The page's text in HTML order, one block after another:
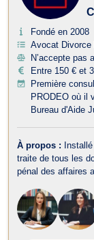
Fondé en 2008
Avocat Divorce
N’accepte pas
Entre 150 € et
Première
PRODEO où il
Bureau d'Aide
À propos :
traite de tous les
pénal des affaires
victimes que les
af...